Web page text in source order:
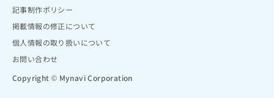
記事制作ポリシー
掲載情報の修正について
個人情報の取り扱いについて
お問い合わせ
Copyright © Mynavi Corporation